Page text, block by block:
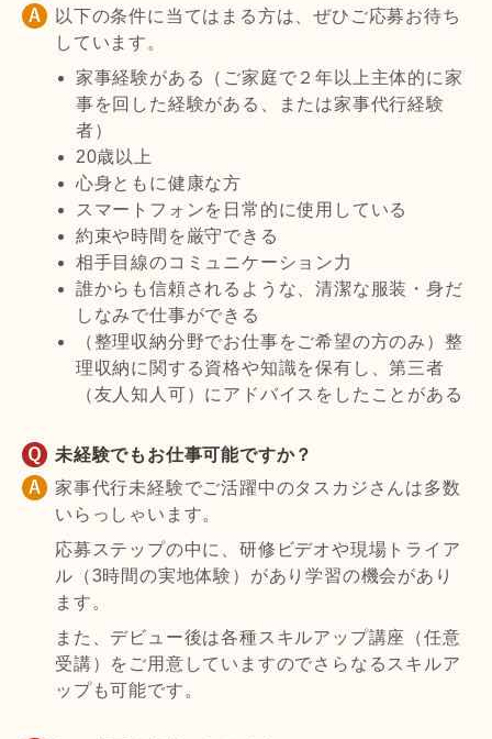
以下の条件に当てはまる方は、ぜひご応募お待ち
しています。
家事経験がある（ご家庭で２年以上主体的に家
事を回した経験がある、または家事代行経験
者）
20歳以上
心身ともに健康な方
スマートフォンを日常的に使用している
約束や時間を厳守できる
相手目線のコミュニケーション力
誰からも信頼されるような、清潔な服装・身だ
しなみで仕事ができる
（整理収納分野でお仕事をご希望の方のみ）整
理収納に関する資格や知識を保有し、第三者
（友人知人可）にアドバイスをしたことがある
未経験でもお仕事可能ですか？
家事代行未経験でご活躍中のタスカジさんは多数
いらっしゃいます。
応募ステップの中に、研修ビデオや現場トライア
ル（3時間の実地体験）があり学習の機会があり
ます。
また、デビュー後は各種スキルアップ講座（任意
受講）をご用意していますのでさらなるスキルア
ップも可能です。